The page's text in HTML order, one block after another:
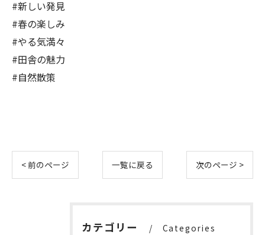
#新しい発見
#春の楽しみ
#やる気満々
#田舎の魅力
#自然散策
< 前のページ 一覧に戻る 次のページ >
カテゴリー Categories